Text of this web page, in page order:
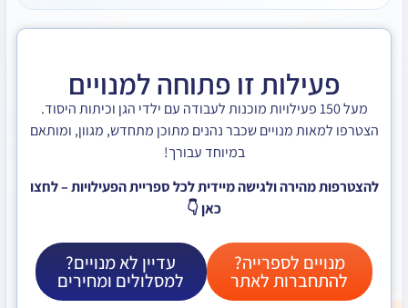
זו פתוחה למנויים
150 פעילויות מוכנות לעבודה עם ילדי הגן וכיתות היסוד.
מנויים שכבר נהנים מתוכן מתחדש, מגוון, ומותאם
ולגישה מיידית לכל ספריית הפעילויות – לחצו
לספרייה?
לאתר
עדיין לא מנויים?
למסלולים ומחירים